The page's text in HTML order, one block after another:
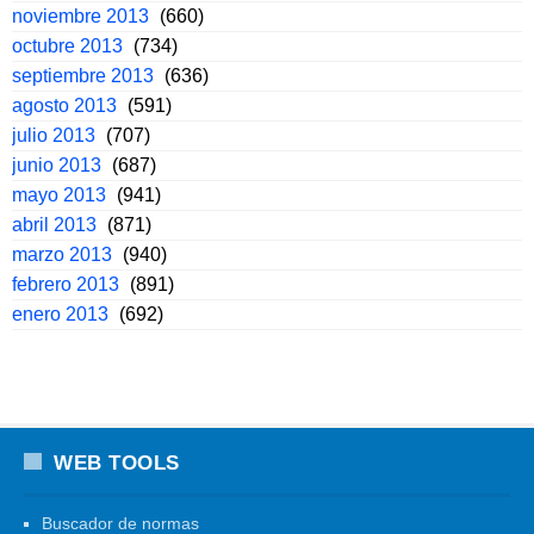
noviembre 2013 (660)
octubre 2013 (734)
septiembre 2013 (636)
agosto 2013 (591)
julio 2013 (707)
junio 2013 (687)
mayo 2013 (941)
abril 2013 (871)
marzo 2013 (940)
febrero 2013 (891)
enero 2013 (692)
WEB TOOLS
Buscador de normas